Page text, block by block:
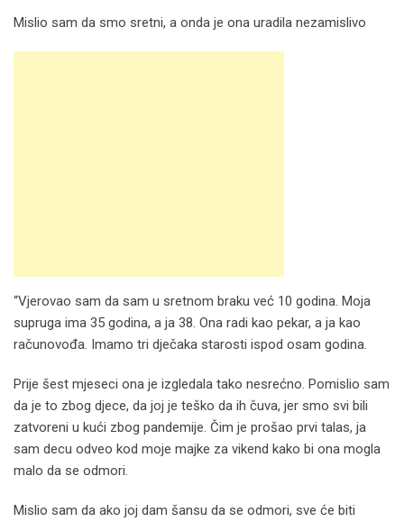
Mislio sam da smo sretni, a onda je ona uradila nezamislivo
“Vjerovao sam da sam u sretnom braku već 10 godina. Moja
supruga ima 35 godina, a ja 38. Ona radi kao pekar, a ja kao
računovođa. Imamo tri dječaka starosti ispod osam godina.
Prije šest mjeseci ona je izgledala tako nesrećno. Pomislio sam
da je to zbog djece, da joj je teško da ih čuva, jer smo svi bili
zatvoreni u kući zbog pandemije. Čim je prošao prvi talas, ja
sam decu odveo kod moje majke za vikend kako bi ona mogla
malo da se odmori.
Mislio sam da ako joj dam šansu da se odmori, sve će biti